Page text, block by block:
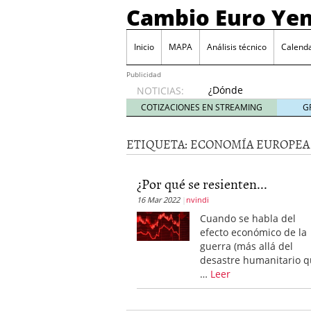
Cambio Euro
Inicio MAPA Análisis técnico
Publicidad
NOTICIAS:
¿Dónde
invertir
en
octubre
31, 2024
¿Cuál es el salario
El declive continuado
septiembre 26, 2023
El enigma del aceite de
extranjero? septiembre
COTIZACIONES EN STREAMING
ETIQUETA: ECONOMÍA EUROPEA
¿Por qué se resienten...
16 Mar 2022 nvindi
Cuando se habla del
efecto económico de la
guerra (más allá del
desastre humanitario
… Leer